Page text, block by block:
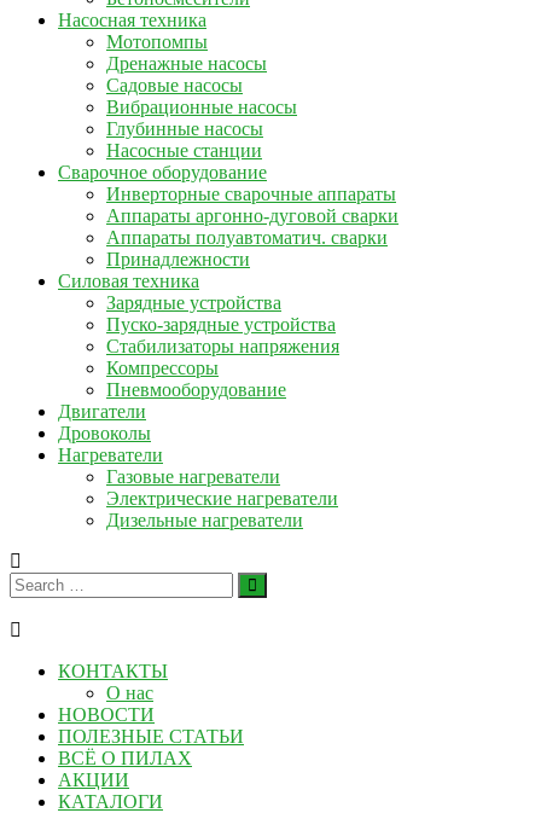
Насосная техника
Мотопомпы
Дренажные насосы
Садовые насосы
Вибрационные насосы
Глубинные насосы
Насосные станции
Сварочное оборудование
Инверторные сварочные аппараты
Аппараты аргонно-дуговой сварки
Аппараты полуавтоматич. сварки
Принадлежности
Силовая техника
Зарядные устройства
Пуско-зарядные устройства
Стабилизаторы напряжения
Компрессоры
Пневмооборудование
Двигатели
Дровоколы
Нагреватели
Газовые нагреватели
Электрические нагреватели
Дизельные нагреватели
КОНТАКТЫ
О нас
НОВОСТИ
ПОЛЕЗНЫЕ СТАТЬИ
ВСЁ О ПИЛАХ
АКЦИИ
КАТАЛОГИ